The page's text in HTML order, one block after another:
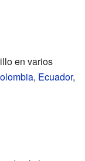
en varios
, Ecuador,